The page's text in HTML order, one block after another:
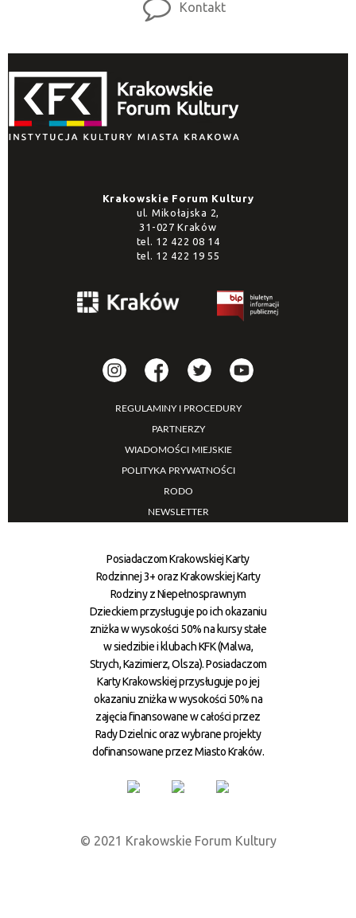
Kontakt
Krakowskie Forum Kultury
ul. Mikołajska 2,
31-027 Kraków
tel. 12 422 08 14
tel. 12 422 19 55
REGULAMINY I PROCEDURY
PARTNERZY
WIADOMOŚCI MIEJSKIE
POLITYKA PRYWATNOŚCI
RODO
NEWSLETTER
Posiadaczom Krakowskiej Karty
Rodzinnej 3+ oraz Krakowskiej Karty
Rodziny z Niepełnosprawnym
Dzieckiem przysługuje po ich okazaniu
zniżka w wysokości 50% na kursy stałe
w siedzibie i klubach KFK (Malwa,
Strych, Kazimierz, Olsza). Posiadaczom
Karty Krakowskiej przysługuje po jej
okazaniu zniżka w wysokości 50% na
zajęcia finansowane w całości przez
Rady Dzielnic oraz wybrane projekty
dofinansowane przez Miasto Kraków.
© 2021 Krakowskie Forum Kultury